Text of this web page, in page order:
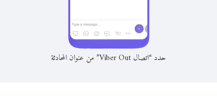
حدد “اتصال Viber Out” من عنوان المحادثة